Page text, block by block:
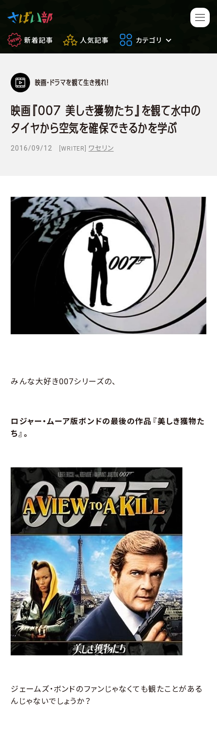
新着記事 人気記事 カテゴリ
マンガ・アニメ
ゲーム 日常のサバイバル
映画・ドラマを観て生き残れ！
映画『007 美しき獲物たち』を観て水中の
タイヤから空気を確保できるかを学ぶ
2016/09/12 [WRITER] ワセリン
みんな大好き007シリーズの、
ロジャー・ムーア版ボンドの最後の作品『美しき獲物た
ち』。
ジェームズ・ボンドのファンじゃなくても観たことがある
んじゃないでしょうか？